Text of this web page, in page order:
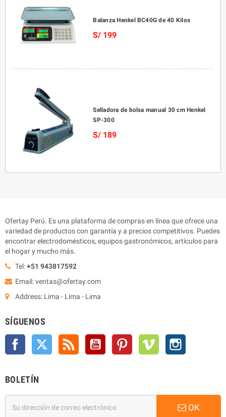
Balanza Henkel BC40G de 40 Kilos
S/ 199
Selladora de bolsa manual 30 cm Henkel
SP-300
S/ 189
Ofertay Perú. Es una plataforma de compras en línea que ofrece una
variedad de productos con garantía y a precios competitivos. Puedes
encontrar electrodomésticos, equipos gastronómicos, artículos para
el hogar y mucho más.
Tel:+51 943817592
Email: ventas@ofertay.com
Address: Lima - Lima - Lima
SÍGUENOS
Facebook Twitter Rss YouTube Pinterest Vimeo
BOLETÍN
OK